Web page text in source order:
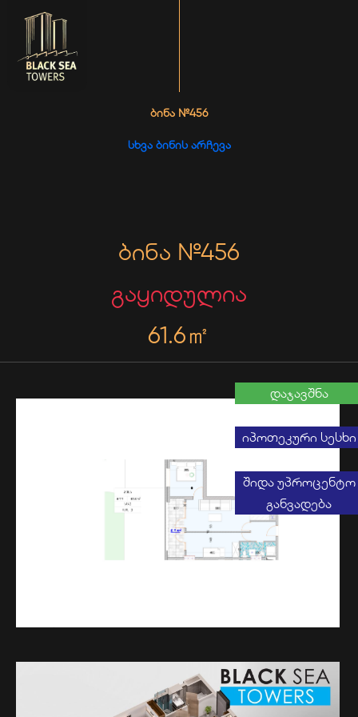
დაჯავშნა
იპოთეკური სესხი
შიდა უპროცენტო
განვადება
ᲑᲘᲜᲐ №456
ᲡᲮᲕᲐ ᲑᲘᲜᲘᲡ ᲐᲠᲩᲔᲕᲐ
ბინა №456
გაყიდულია
61.6㎡